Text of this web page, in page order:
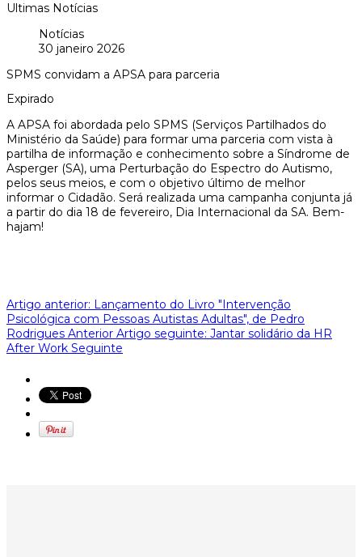
Ultimas Notícias
Notícias
30 janeiro 2026
SPMS convidam a APSA para parceria
Expirado
A APSA foi abordada pelo SPMS (Serviços Partilhados do
Ministério da Saúde) para formar uma parceria com vista à
partilha de informação e conhecimento sobre a Síndrome de
Asperger (SA), uma Perturbação do Espectro do Autismo,
pelos seus meios, e com o objetivo último de melhor
informar o Cidadão. Será realizada uma campanha conjunta já
a partir do dia 18 de fevereiro, Dia Internacional da SA. Bem-
hajam!
Artigo anterior: Lançamento do Livro "Intervenção
Psicológica com Pessoas Autistas Adultas", de Pedro
Rodrigues Anterior Artigo seguinte: Jantar solidário da HR
After Work Seguinte